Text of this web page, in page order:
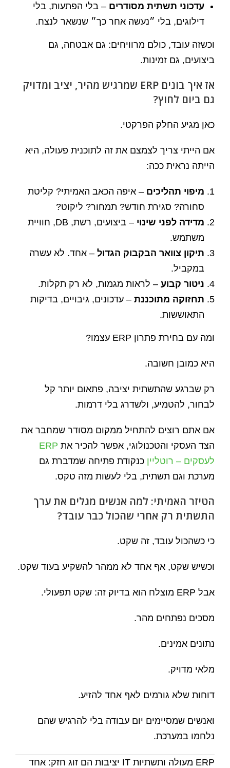
עדכוני תשתית מסודרים – בלי הפתעות, בלי
דילוגים, בלי ״נעשה אחר כך״ שנשאר לנצח.
וכשזה עובד, כולם מרוויחים: גם אבטחה, גם
ביצועים, גם זמינות.
אז איך בונים ERP שמרגיש מהיר, יציב ומדויק
גם ביום לחוץ?
כאן מגיע החלק הפרקטי.
אם הייתי צריך לצמצם את זה לתוכנית פעולה, היא
הייתה נראית ככה:
מיפוי תהליכים – איפה הכאב האמיתי? קליטת
סחורה? סגירת חודש? תמחור? ליקוט?
מדידה לפני שינוי
– ביצועים, רשת, DB, חוויית
משתמש.
תיקון צוואר הבקבוק הגדול – אחד. לא עשרה
במקביל.
ניטור קבוע – לראות מגמות, לא רק תקלות.
תחזוקה מתוכננת – עדכונים, גיבויים, בדיקות
התאוששות.
ומה עם בחירת פתרון ERP עצמו?
היא כמובן חשובה.
רק שברגע שהתשתית יציבה, פתאום יותר קל
לבחור, להטמיע, ולשדרג בלי דרמות.
אם אתם רוצים להתחיל ממקום מסודר שמחבר את
הצד העסקי והטכנולוגי, אפשר להכיר את ERP
לעסקים – רוטליין כנקודת פתיחה שמדברת גם
מערכת וגם תשתית, בלי לעשות מזה טקס.
הטיזר האמיתי: למה אנשים מגלים את ערך
התשתית רק אחרי שהכול כבר עובד?
כי כשהכול עובד, זה שקט.
וכשיש שקט, אף אחד לא ממהר להשקיע בעוד שקט.
אבל ERP מוצלח הוא בדיוק זה: שקט תפעולי.
מסכים נפתחים מהר.
נתונים אמינים.
מלאי מדויק.
דוחות שלא גורמים לאף אחד להזיע.
ואנשים שמסיימים יום עבודה בלי להרגיש שהם
נלחמו במערכת.
ERP מעולה ותשתיות IT יציבות הם זוג חזק: אחד